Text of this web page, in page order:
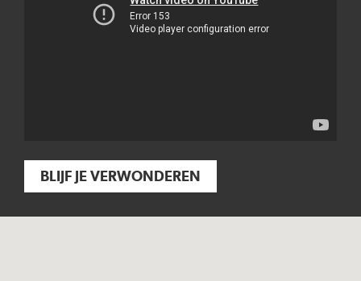
BLIJF JE VERWONDEREN